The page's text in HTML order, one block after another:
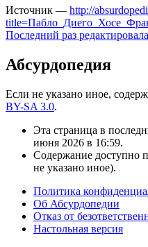
Источник — http://
Последний раз
Абсурдопедия
Если не указано иное,
BY-SA 3.0.
Эта страница в
июня 2026 в 16:59.
Содержание доступно
не указано иное).
Политика
Об Абсурдопедии
Отказ от
Настольная версия